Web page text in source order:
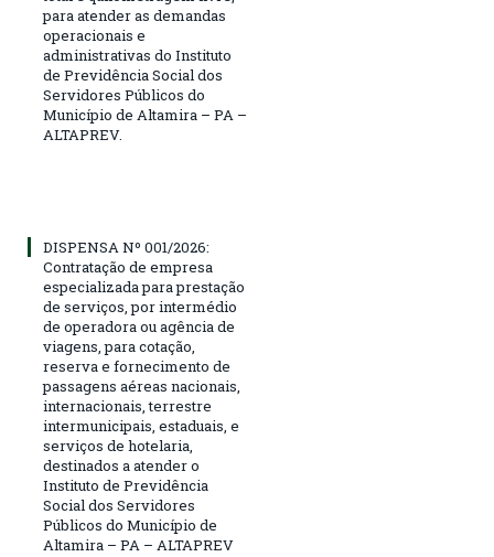
para atender as demandas
operacionais e
administrativas do Instituto
de Previdência Social dos
Servidores Públicos do
Município de Altamira – PA –
ALTAPREV.
DISPENSA Nº 001/2026:
Contratação de empresa
especializada para prestação
de serviços, por intermédio
de operadora ou agência de
viagens, para cotação,
reserva e fornecimento de
passagens aéreas nacionais,
internacionais, terrestre
intermunicipais, estaduais, e
serviços de hotelaria,
destinados a atender o
Instituto de Previdência
Social dos Servidores
Públicos do Município de
Altamira – PA – ALTAPREV